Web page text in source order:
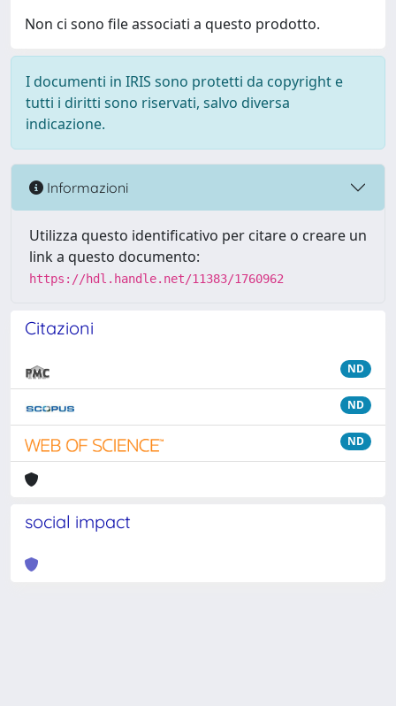
Non ci sono file associati a questo prodotto.
I documenti in IRIS sono protetti da copyright e
tutti i diritti sono riservati, salvo diversa
indicazione.
Informazioni
Utilizza questo identificativo per citare o creare un
link a questo documento:
https://hdl.handle.net/11383/1760962
Citazioni
ND
ND
ND
social impact